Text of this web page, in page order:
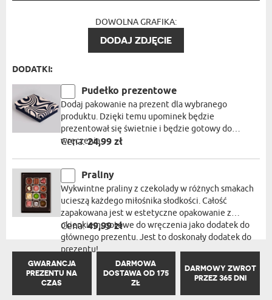
DOWOLNA GRAFIKA:
DODAJ ZDJĘCIE
DODATKI:
Pudełko prezentowe
Dodaj pakowanie na prezent dla wybranego
produktu. Dzięki temu upominek będzie
prezentował się świetnie i będzie gotowy do
wręczenia.
Cena:24,99 zł
Praliny
Wykwintne praliny z czekolady w różnych smakach
ucieszą każdego miłośnika słodkości. Całość
zapakowana jest w estetyczne opakowanie z
okienkiem, gotowe do wręczenia jako dodatek do
głównego prezentu. Jest to doskonały dodatek do
prezentu!
Cena:49,99 zł
GWARANCJA
PREZENTU NA
CZAS
DARMOWA
DOSTAWA OD 175
ZŁ
DARMOWY ZWROT
PRZEZ 365 DNI